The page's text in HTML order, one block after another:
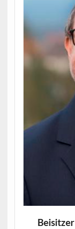
Beisitzer